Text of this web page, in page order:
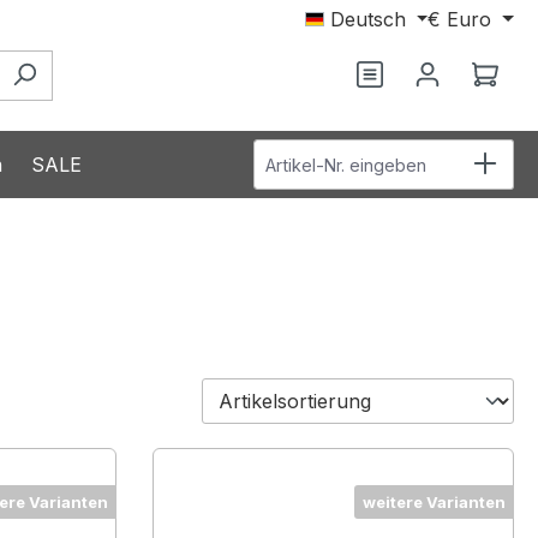
Deutsch € Euro
Du hast 0
SALE Artikel-Nr. eingeben
Varianten weitere Varianten